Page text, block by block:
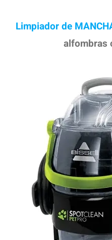
Limpiador de
alfombras